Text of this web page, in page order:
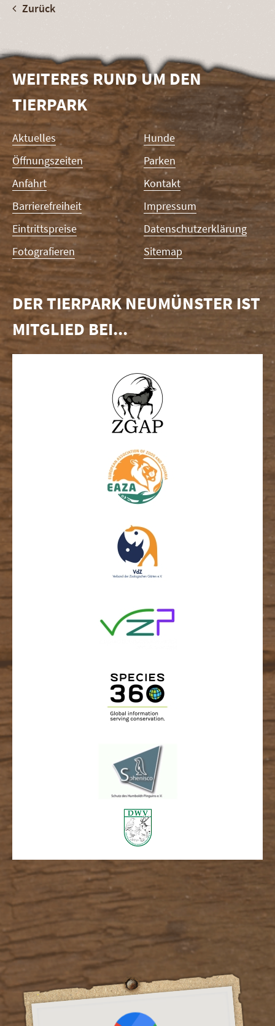
Zurück
WEITERES RUND UM DEN
TIERPARK
Navigation
überspringen
Aktuelles
Öffnungszeiten
Anfahrt
Barrierefreiheit
Eintrittspreise
Fotografieren
Hunde
Parken
Kontakt
Impressum
Datenschutzerklärung
Sitemap
DER TIERPARK NEUMÜNSTER IST
MITGLIED BEI...